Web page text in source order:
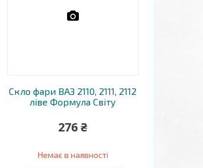
Скло фари ВАЗ 2110, 2111, 2112
ліве Формула Світу
276 ₴
Немає в наявності